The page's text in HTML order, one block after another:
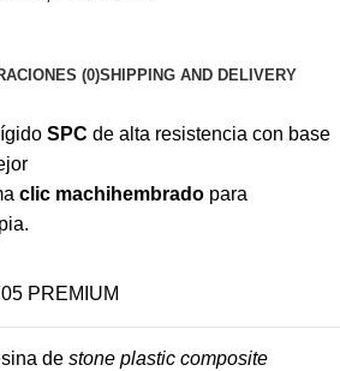
(0)SHIPPING AND DELIVERY
SPC de alta resistencia con base
clic machihembrado para
PREMIUM
de stone plastic composite